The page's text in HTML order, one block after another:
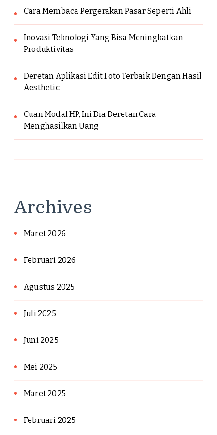
Cara Membaca Pergerakan Pasar Seperti Ahli
Inovasi Teknologi Yang Bisa Meningkatkan
Produktivitas
Deretan Aplikasi Edit Foto Terbaik Dengan Hasil
Aesthetic
Cuan Modal HP, Ini Dia Deretan Cara
Menghasilkan Uang
Archives
Maret 2026
Februari 2026
Agustus 2025
Juli 2025
Juni 2025
Mei 2025
Maret 2025
Februari 2025